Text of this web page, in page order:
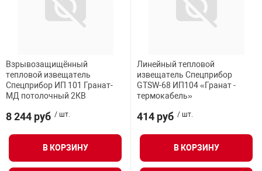
Взрывозащищённый
тепловой извещатель
Спецприбор ИП 101 Гранат-
МД потолочный 2КВ
8 244 руб / шт.
В КОРЗИНУ
Линейный тепловой
извещатель Спецприбор
GTSW-68 ИП104 «Гранат -
термокабель»
414 руб / шт.
В КОРЗИНУ